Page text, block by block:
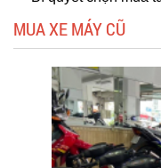
MUA XE MÁY CŨ